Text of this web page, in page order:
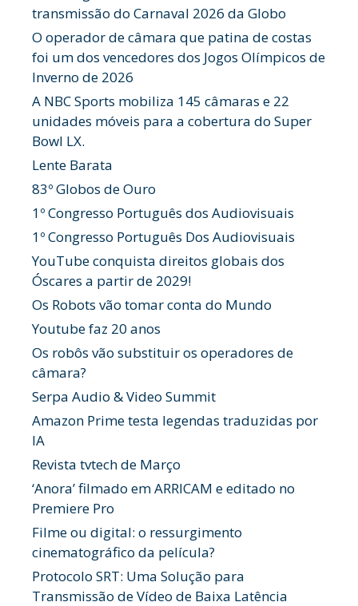
transmissão do Carnaval 2026 da Globo
O operador de câmara que patina de costas
foi um dos vencedores dos Jogos Olímpicos de
Inverno de 2026
A NBC Sports mobiliza 145 câmaras e 22
unidades móveis para a cobertura do Super
Bowl LX.
Lente Barata
83º Globos de Ouro
1º Congresso Português dos Audiovisuais
1º Congresso Português Dos Audiovisuais
YouTube conquista direitos globais dos
Óscares a partir de 2029!
Os Robots vão tomar conta do Mundo
Youtube faz 20 anos
Os robôs vão substituir os operadores de
câmara?
Serpa Audio & Video Summit
Amazon Prime testa legendas traduzidas por
IA
Revista tvtech de Março
‘Anora’ filmado em ARRICAM e editado no
Premiere Pro
Filme ou digital: o ressurgimento
cinematográfico da película?
Protocolo SRT: Uma Solução para
Transmissão de Vídeo de Baixa Latência